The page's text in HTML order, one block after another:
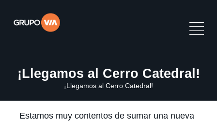
¡Llegamos al Cerro Catedral!
¡Llegamos al Cerro Catedral!
Estamos muy contentos de sumar una nueva